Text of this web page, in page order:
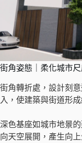
街角姿態｜柔化城市
街角轉折處，設計刻
入，使建築與街道形成
深色基座如城市地景
向天空展開，產生向